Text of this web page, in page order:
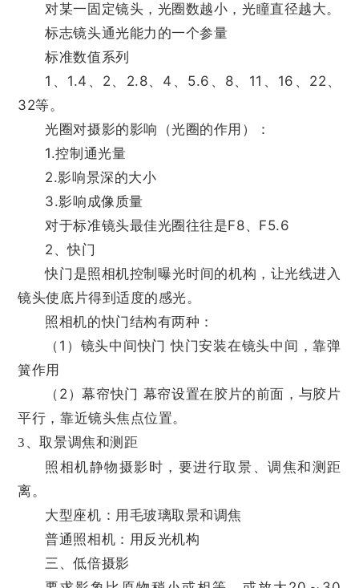
对某一固定镜头，光圈数越小，光瞳直径越大。
标志镜头通光能力的一个参量
标准数值系列
1、1.4、2、2.8、4、5.6、8、11、16、22、
32等。
光圈对摄影的影响（光圈的作用）：
1.控制通光量
2.影响景深的大小
3.影响成像质量
对于标准镜头最佳光圈往往是F8、F5.6
2、快门
快门是照相机控制曝光时间的机构，让光线进入
镜头使底片得到适度的感光。
照相机的快门结构有两种：
（1）镜头中间快门 快门安装在镜头中间，靠弹
簧作用
（2）幕帘快门 幕帘设置在胶片的前面，与胶片
平行，靠近镜头焦点位置。
3、取景调焦和测距
照相机静物摄影时，要进行取景、调焦和测距
离。
大型座机：用毛玻璃取景和调焦
普通照相机：用反光机构
三、低倍摄影